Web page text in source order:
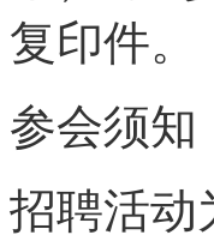
复印件。
参会须知
招聘活动